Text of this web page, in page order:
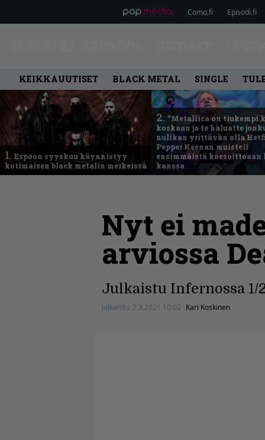
Como.fi Episodi.fi
KEIKKAUUTISET BLACK METAL SINGLE
1. Espoon syyskuu käynnistyy
kotimaisen black metalin merkeissä
2. ”Metallica on tiukempi
koskaan ja te haluatte
nulikan yrittävän olla
Pepper Keenan muisteli
ensimmäistä koesoittoaan
kanssa
Nyt ei
arviossa
Julkaistu Infernossa 1/
Julkaistu: 7.3.2021 10:02 Kari Koskinen